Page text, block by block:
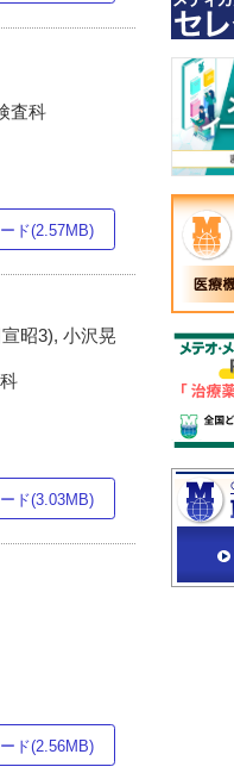
査科
ド(2.57MB)
昭3), 小沢晃
ド(3.03MB)
ド(2.56MB)